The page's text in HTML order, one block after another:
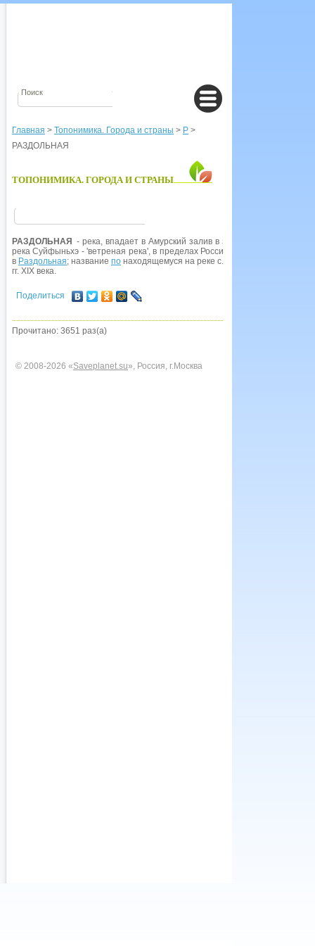
Главная > Топонимика. Города и страны > Р >
РАЗДОЛЬНАЯ
ТОПОНИМИКА. ГОРОДА И СТРАНЫ
РАЗДОЛЬНАЯ - река, впадает в Амурский залив в заливе
река Суйфыньхэ - 'ветреная река', в пределах России название было
в Раздольная; название по находящемуся на реке с. Раздольное,
гг. XIX века.
Поделиться
Прочитано: 3651 раз(а)
© 2008-2026 «Saveplanet.su», Россия, г.Москва